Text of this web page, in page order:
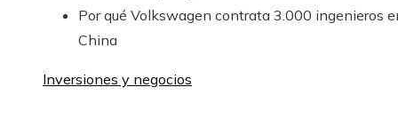
Por qué Volkswagen contrata 3.000 ingenieros
China
Inversiones y negocios